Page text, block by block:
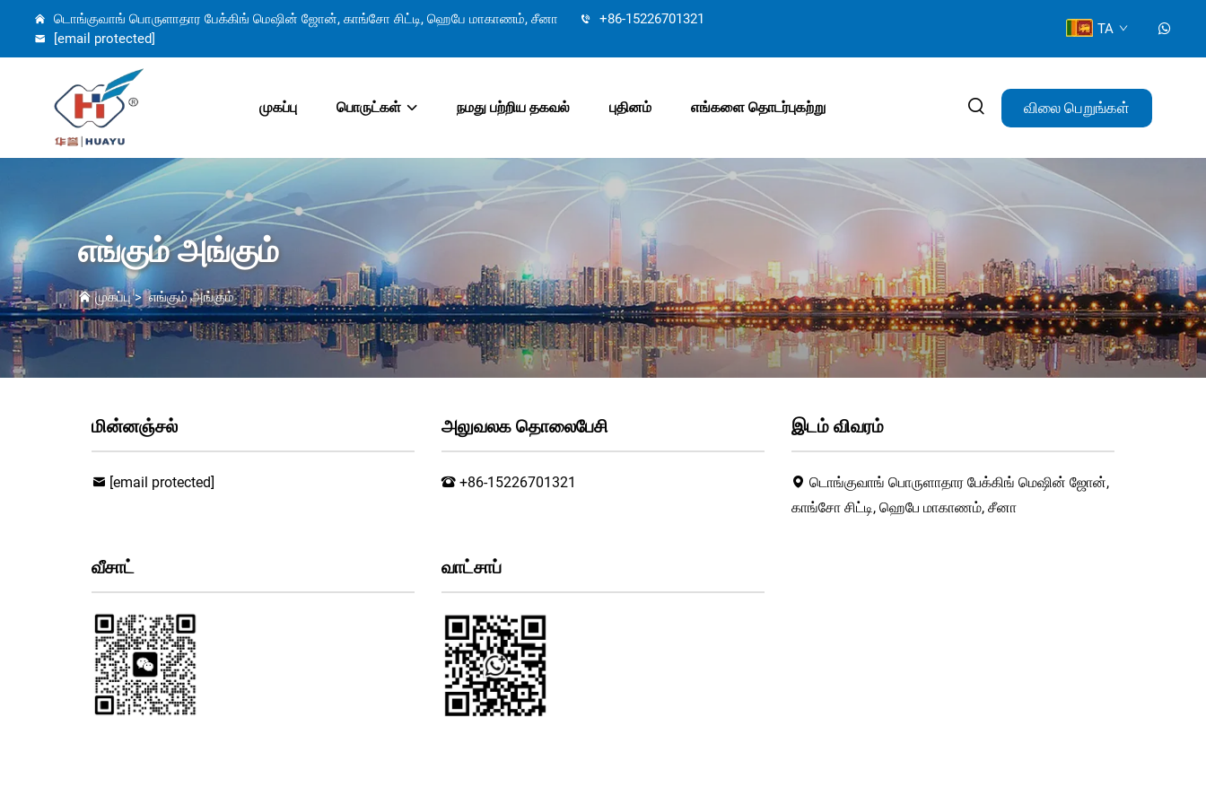
டொங்குவாங் பொருளாதார பேக்கிங் மெஷின் ஜோன், காங்சோ சிட்டி, ஹெபே மாகாணம், சீனா
+86-15226701321
[email protected]
TA
முகப்பு பொருட்கள் நமது பற்றிய தகவல் புதினம் எங்களை தொடர்புகற்று விலை பெறுங்கள்
எங்கும் அங்கும்
முகப்பு>எங்கும் அங்கும்
மின்னஞ்சல்
[email protected]
அலுவலக தொலைபேசி
+86-15226701321
இடம் விவரம்
டொங்குவாங் பொருளாதார பேக்கிங் மெஷின் ஜோன்,
காங்சோ சிட்டி, ஹெபே மாகாணம், சீனா
வீசாட் வாட்சாப்